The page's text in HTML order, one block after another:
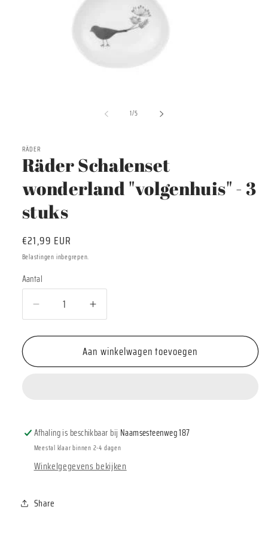
1/van
5
RÄDER
Räder Schalenset
wonderland "volgenhuis" - 3
stuks
Normale
prijs
€21,99 EUR
Belastingen inbegrepen.
Aantal
Aantal
Aantal
verlagen
voor
Schalenset
stuks
Aantal
verhogen
voor
Räder
Schalenset
stuks
Aan winkelwagen toevoegen
Afhaling is beschikbaar bij Naamsesteenweg 187
Meestal klaar binnen 2-4 dagen
Winkelgegevens bekijken
Share